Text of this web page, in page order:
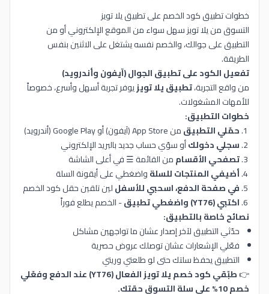
خطوات تطبيق كود الخصم على تطبيق يلا تويز
التسوق من يلا تويز سهل سواء من الموقع الإلكتروني أو من
التطبيق على جوالك، والخصم نفسه يشتغل على الاثنين بنفس
الطريقة.
تفعيل الكود على تطبيق الجوال (آيفون وأندرويد)
من واقع التجربة،تطبيق يلا تويزيوفر تجربة أسهل وأسرع، خصوصاً
للأمهات المشغولات.
خطوات التطبيق:
حمّلي التطبيقمن App Store (آيفون) أو Google Play (أندرويد)
سجلي دخولكأو سوّي حساب جديد بالبريد الإلكتروني
تصفحي الأقساممن القائمة ☰ في أعلى الشاشة
أضيفي المنتجات للسلةواضغطي على أيقونة السلة
في صفحة الدفع، اسحبي للأسفللين تلقين حقل كود الخصم
اكتبي (YT76) واضغطي تطبيق
- الخصم يطلع فوراً
نصائح خاصة بالتطبيق:
حدّثي التطبيق لآخر إصدار عشان ما تواجهين مشاكل
فعّلي الإشعارات عشان توصلك عروض حصرية
التطبيق يحفظ سلتك حتى لو طلعتي وريتي
👉
طبّقي كود خصم يلا تويز الفعال (YT76) عند الدفع وفعّلي
خصم 10% على سلة التسوق حقتك.